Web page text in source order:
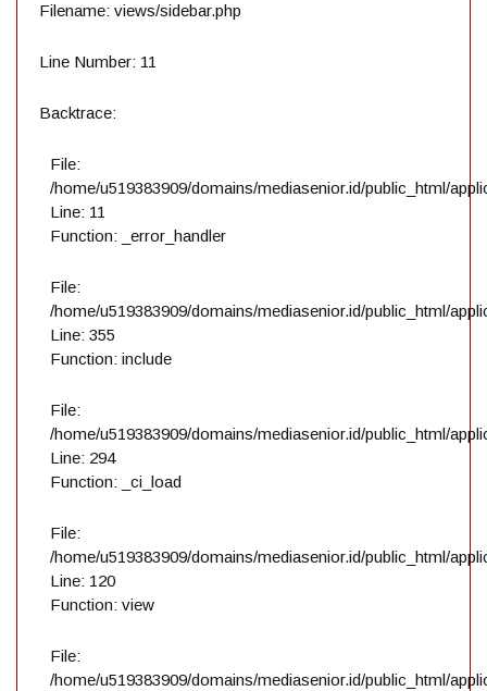
Filename: views/sidebar.php
Line Number: 11
Backtrace:
File:
/home/u519383909/domains/mediasenior.id/public_html/
Line: 11
Function: _error_handler
File:
/home/u519383909/domains/mediasenior.id/public_html/
Line: 355
Function: include
File:
/home/u519383909/domains/mediasenior.id/public_html/
Line: 294
Function: _ci_load
File:
/home/u519383909/domains/mediasenior.id/public_html/
Line: 120
Function: view
File:
/home/u519383909/domains/mediasenior.id/public_html/